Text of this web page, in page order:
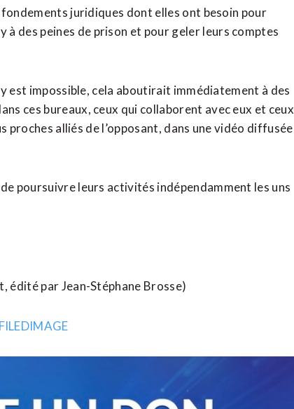
juridiques dont elles ont besoin pour
des peines de prison et pour geler leurs comptes
est impossible, cela aboutirait immédiatement à des
ces bureaux, ceux qui collaborent avec eux et ceux
proches alliés de l’opposant, dans une vidéo diffusée
poursuivre leurs activités indépendamment les uns
édité par Jean-Stéphane Brosse)